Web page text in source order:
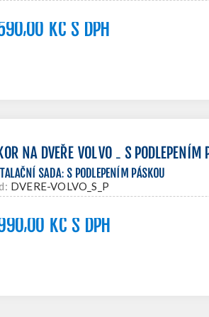
KČ S DPH
NA DVEŘE VOLVO - S PODLEPENÍM
SADA:S PODLEPENÍM PÁSKOU
DVERE-VOLVO_S_P
KČ S DPH